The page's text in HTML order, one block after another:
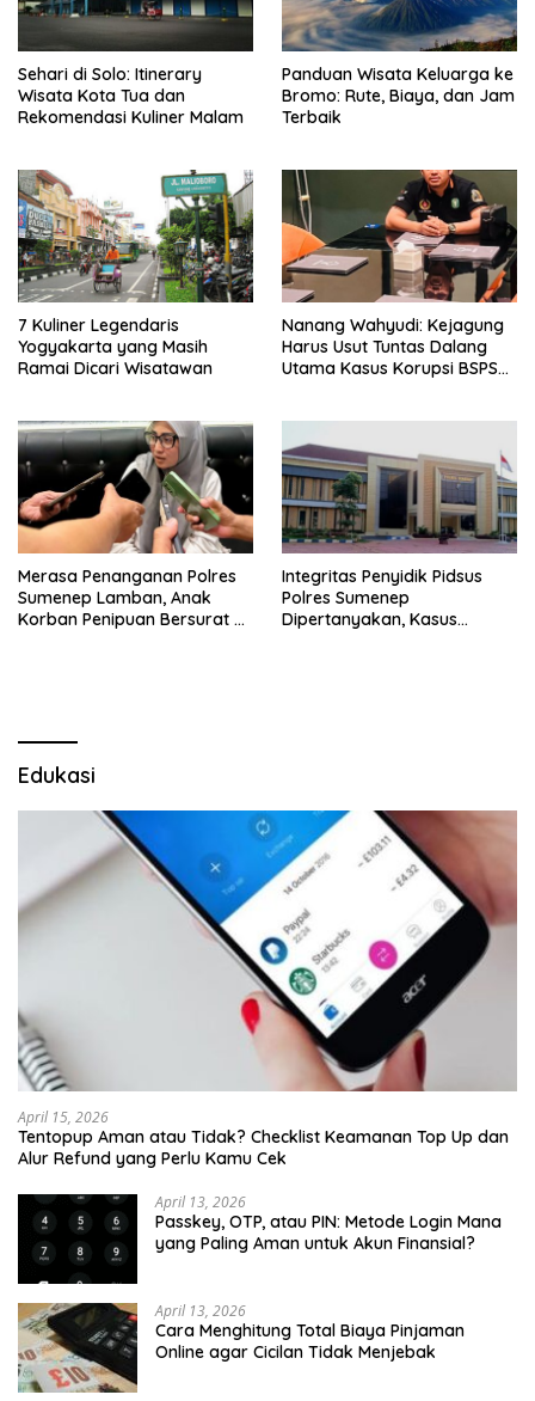
Sehari di Solo: Itinerary
Wisata Kota Tua dan
Rekomendasi Kuliner Malam
Panduan Wisata Keluarga ke
Bromo: Rute, Biaya, dan Jam
Terbaik
7 Kuliner Legendaris
Yogyakarta yang Masih
Ramai Dicari Wisatawan
Nanang Wahyudi: Kejagung
Harus Usut Tuntas Dalang
Utama Kasus Korupsi BSPS
Merasa Penanganan Polres
Sumenep Lamban, Anak
Korban Penipuan Bersurat ke
Integritas Penyidik Pidsus
Polres Sumenep
Dipertanyakan, Kasus
Edukasi
April 15, 2026
Tentopup Aman atau Tidak? Checklist Keamanan Top Up dan
Alur Refund yang Perlu Kamu Cek
April 13, 2026
Passkey, OTP, atau PIN: Metode Login Mana
yang Paling Aman untuk Akun Finansial?
April 13, 2026
Cara Menghitung Total Biaya Pinjaman
Online agar Cicilan Tidak Menjebak